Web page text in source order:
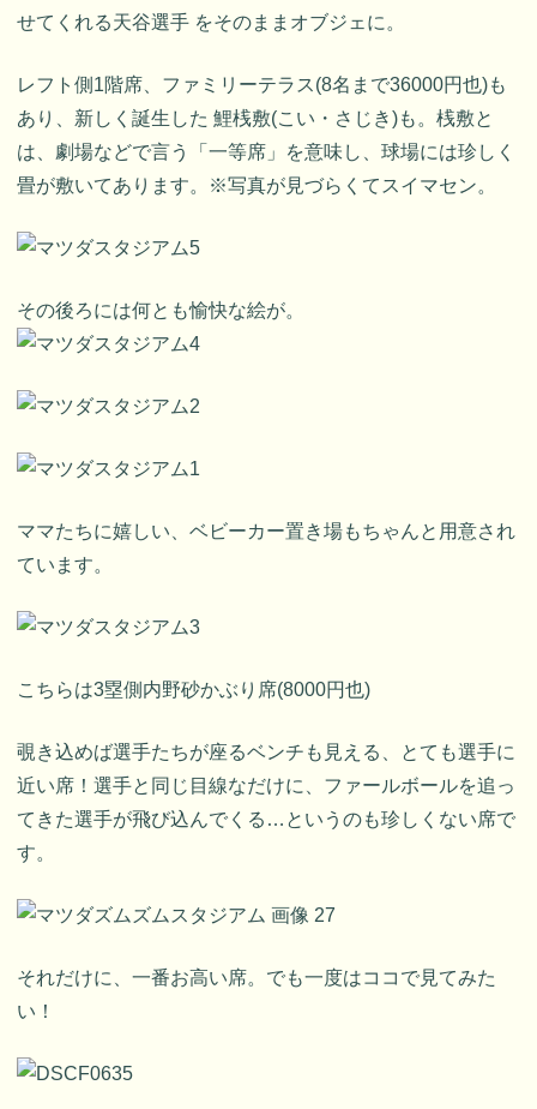
せてくれる天谷選手 をそのままオブジェに。
レフト側1階席、ファミリーテラス(8名まで36000円也)も
あり、新しく誕生した 鯉桟敷(こい・さじき)も。桟敷と
は、劇場などで言う「一等席」を意味し、球場には珍しく
畳が敷いてあります。※写真が見づらくてスイマセン。
その後ろには何とも愉快な絵が。
ママたちに嬉しい、ベビーカー置き場もちゃんと用意され
ています。
こちらは3塁側内野砂かぶり席(8000円也)
覗き込めば選手たちが座るベンチも見える、とても選手に
近い席！選手と同じ目線なだけに、ファールボールを追っ
てきた選手が飛び込んでくる…というのも珍しくない席で
す。
それだけに、一番お高い席。でも一度はココで見てみた
い！